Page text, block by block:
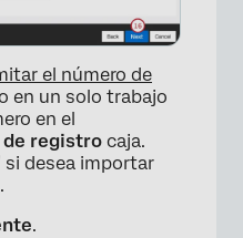
×
el número de
en un solo trabajo
en el
registro caja.
si desea importar
.